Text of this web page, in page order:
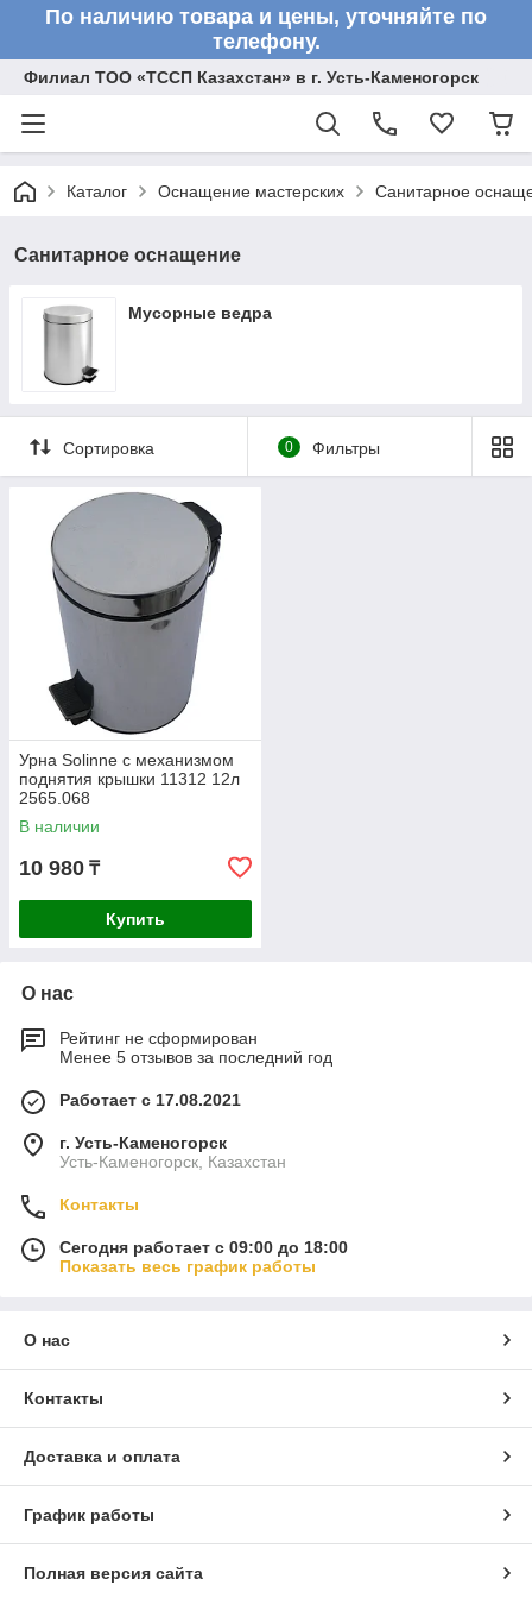
По наличию товара и цены, уточняйте по
телефону.
Филиал ТОО «ТССП Казахстан» в г. Усть-Каменогорск
Каталог Оснащение мастерских Санитарное
Санитарное оснащение
Мусорные ведра
Сортировка 0 Фильтры
Урна Solinne с механизмом
поднятия крышки 11312 12л
2565.068
В наличии
10 980 ₸
Купить
О нас
Рейтинг не сформирован
Менее 5 отзывов за последний год
Работает с 17.08.2021
г. Усть-Каменогорск
Усть-Каменогорск, Казахстан
Контакты
Сегодня работает с 09:00 до 18:00
Показать весь график работы
О нас
Контакты
Доставка и оплата
График работы
Полная версия сайта